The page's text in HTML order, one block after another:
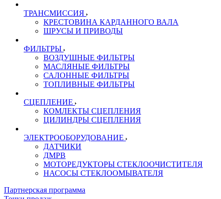
ТРАНСМИССИЯ
КРЕСТОВИНА КАРДАННОГО ВАЛА
ШРУСЫ И ПРИВОДЫ
ФИЛЬТРЫ
ВОЗДУШНЫЕ ФИЛЬТРЫ
МАСЛЯНЫЕ ФИЛЬТРЫ
САЛОННЫЕ ФИЛЬТРЫ
ТОПЛИВНЫЕ ФИЛЬТРЫ
СЦЕПЛЕНИЕ
КОМЛЕКТЫ СЦЕПЛЕНИЯ
ЦИЛИНДРЫ СЦЕПЛЕНИЯ
ЭЛЕКТРООБОРУДОВАНИЕ
ДАТЧИКИ
ДМРВ
МОТОРЕДУКТОРЫ СТЕКЛООЧИСТИТЕЛЯ
НАСОСЫ СТЕКЛООМЫВАТЕЛЯ
Партнерская программа